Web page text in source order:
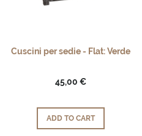
Cuscini per sedie - Flat: Verde
45,00 €
ADD TO CART